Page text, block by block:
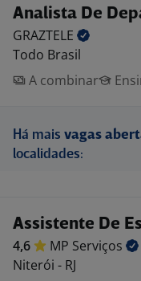
Analista De
GRAZTELE
Todo Brasil
A combinar
Há mais vagas
localidades:
Assistente De
4,6 MP Serviços
Niterói - RJ